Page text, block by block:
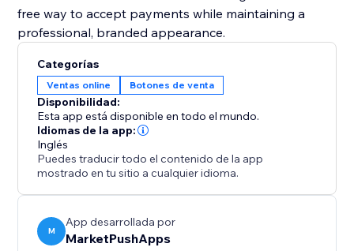
free way to accept payments while maintaining a
professional, branded appearance.
Categorías
Ventas online Botones de venta
Disponibilidad:
Esta app está disponible en todo el mundo.
Idiomas de la app:
Inglés
Puedes traducir todo el contenido de la app
mostrado en tu sitio a cualquier idioma.
M
App desarrollada por
MarketPushApps